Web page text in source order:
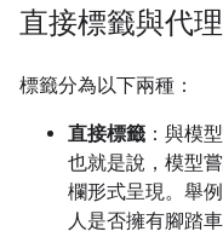
直接標籤與代
標籤分為以下兩種：
直接標籤 ：與模
也就是說，模型
欄形式呈現。舉
人是否擁有腳踏